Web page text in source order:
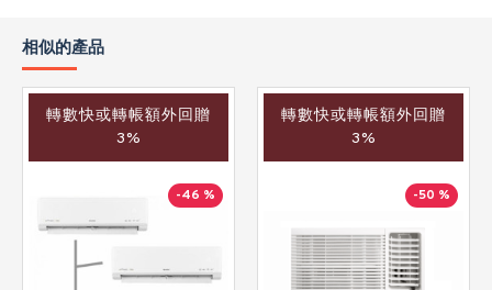
相似的產品
轉數快或轉帳額外回贈
3%
-46 %
轉數快或轉帳額外回贈
3%
-50 %